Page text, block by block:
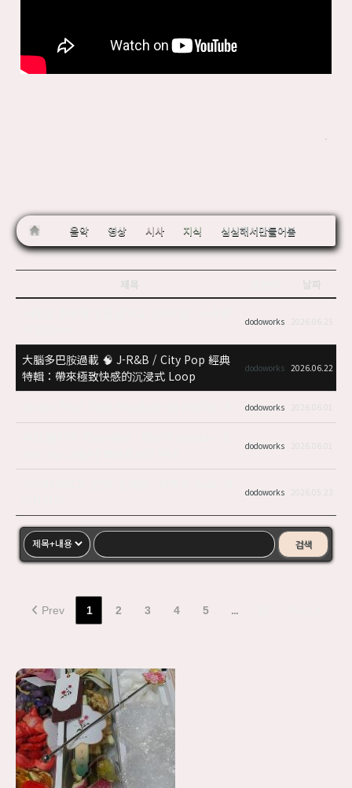
음악 영상 시사 지식 심심해서만들어봄
제목 날짜
dodoworks 2026.06.25
​大腦多巴胺過載 🧠 J-R&B / City Pop 經典
特輯：帶來極致快感的沉浸式 Loop
dodoworks 2026.06.22
dodoworks 2026.06.01
dodoworks 2026.06.01
dodoworks 2026.05.23
검색
Prev 1 2 3 4 5 ...